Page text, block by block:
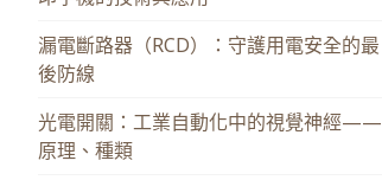
漏電斷路器（RCD）：守護用電安全的最
後防線
光電開關：工業自動化中的視覺神經——
原理、種類